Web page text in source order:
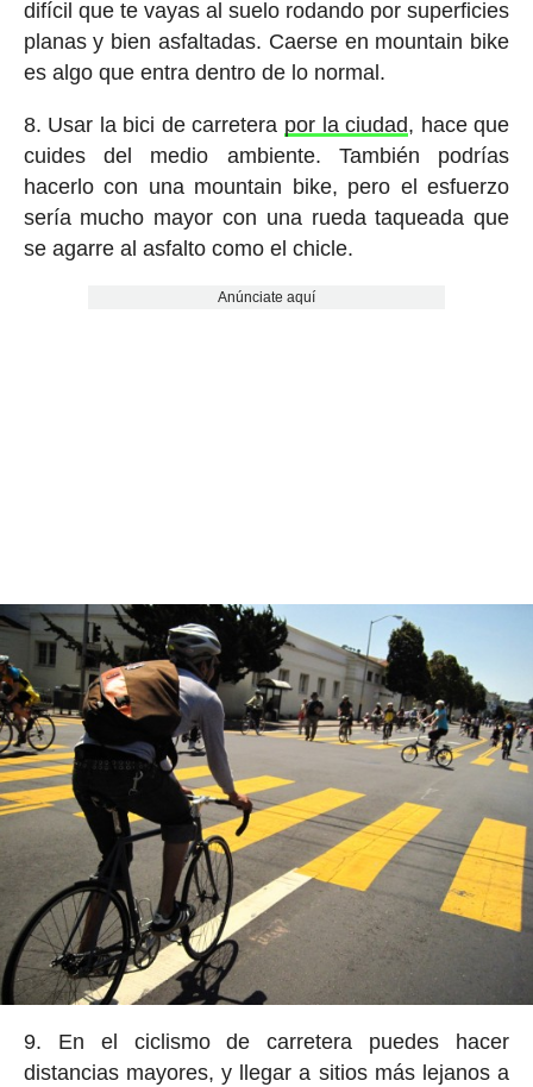
difícil que te vayas al suelo rodando por superficies
planas y bien asfaltadas. Caerse en mountain bike
es algo que entra dentro de lo normal.
8. Usar la bici de carretera por la ciudad, hace que
cuides del medio ambiente. También podrías
hacerlo con una mountain bike, pero el esfuerzo
sería mucho mayor con una rueda taqueada que
se agarre al asfalto como el chicle.
Anúnciate aquí
9. En el ciclismo de carretera puedes hacer
distancias mayores, y llegar a sitios más lejanos a